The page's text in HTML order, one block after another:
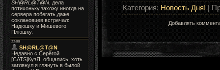
Категория: Новость Дня! |
Добавлять